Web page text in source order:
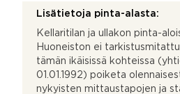
Lisätietoja pinta-alasta:
Kellaritilan ja ullakon pinta-
Huoneiston ei
tämän ikäisissä kohteissa
01.01.1992) poiketa
nykyisten mittaustapojen ja